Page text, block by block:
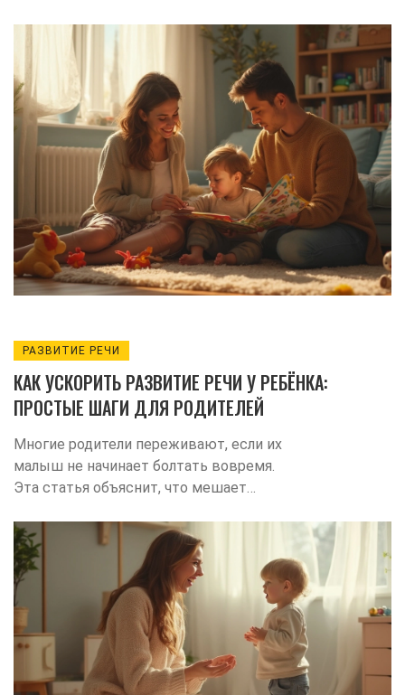
происходит и какие факторы мешают
ребенку заговорить вовремя. Вы узнаете
о типичных причинах задержки речи,
получите простые советы для
поддержки малыша и узнаете, когда
стоит обратиться к специалисту. Вся
информация — понятная, конкретная и
применимая в жизни. Никакой воды,
только факты и практические
рекомендации.
РАЗВИТИЕ РЕЧИ
КАК УСКОРИТЬ РАЗВИТИЕ РЕЧИ У РЕБЁНКА:
ПРОСТЫЕ ШАГИ ДЛЯ РОДИТЕЛЕЙ
Многие родители переживают, если их
малыш не начинает болтать вовремя.
Эта статья объяснит, что мешает
действительно помогает ребёнку
быстрее начать говорить. Приведу
работающие советы, простые
упражнения и реальные примеры, как
можно стимулировать речь в обычной
жизни. Вместо медицинских терминов —
понятные объяснения для родителей.
Даже если кажется, что время упущено,